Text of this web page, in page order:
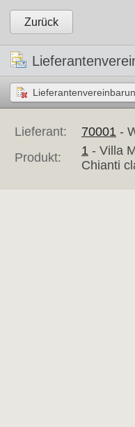
Zurück
Lieferant: 70001 -
Produkt:
1 - Villa
Chianti